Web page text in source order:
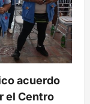
acuerdo
el Centro